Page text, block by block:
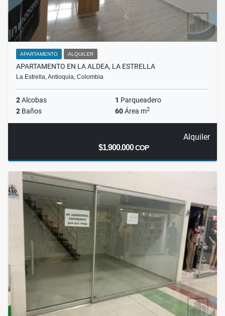
APARTAMENTO ALQUILER
APARTAMENTO EN LA ALDEA, LA ESTRELLA
La Estrella, Antioquia, Colombia
2Alcobas 1 Parqueadero
2 Baños 60Área m2
Alquiler
$1.900.000COP